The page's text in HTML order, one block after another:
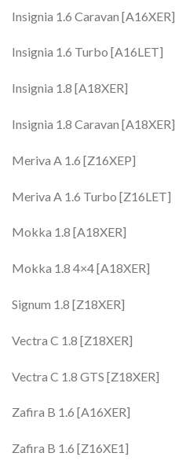
Insignia 1.6 Caravan [A16XER]
Insignia 1.6 Turbo [A16LET]
Insignia 1.8 [A18XER]
Insignia 1.8 Caravan [A18XER]
Meriva A 1.6 [Z16XEP]
Meriva A 1.6 Turbo [Z16LET]
Mokka 1.8 [A18XER]
Mokka 1.8 4×4 [A18XER]
Signum 1.8 [Z18XER]
Vectra C 1.8 [Z18XER]
Vectra C 1.8 GTS [Z18XER]
Zafira B 1.6 [A16XER]
Zafira B 1.6 [Z16XE1]